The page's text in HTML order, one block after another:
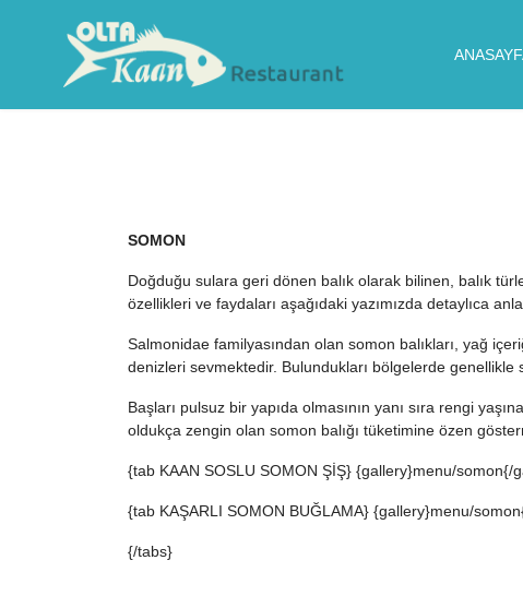
SOMON
Doğduğu sulara geri dönen balık olarak bilinen, balık
özellikleri ve faydaları aşağıdaki yazımızda detaylıca
Salmonidae familyasından olan somon balıkları, yağ
denizleri sevmektedir. Bulundukları bölgelerde genellikle
Başları pulsuz bir yapıda olmasının yanı sıra rengi
oldukça zengin olan somon balığı tüketimine özen
{tab KAAN SOSLU SOMON ŞİŞ} {gallery}menu/somon{/
{tab KAŞARLI SOMON BUĞLAMA} {gallery}menu/
{/tabs}